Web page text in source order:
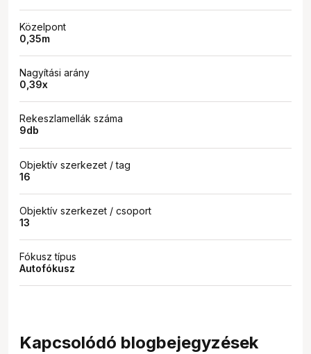
Közelpont
0,35m
Nagyítási arány
0,39x
Rekeszlamellák száma
9db
Objektív szerkezet / tag
16
Objektív szerkezet / csoport
13
Fókusz típus
Autofókusz
Kapcsolódó blogbejegyzések